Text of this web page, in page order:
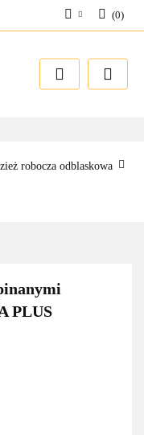
Zarejestruj się
(0)
robocza odblaskowa
PLUS